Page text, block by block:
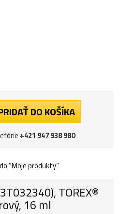
DO KOŠÍKA
+421 947 938 980
“Moje produkty”
TOREX®
16 ml